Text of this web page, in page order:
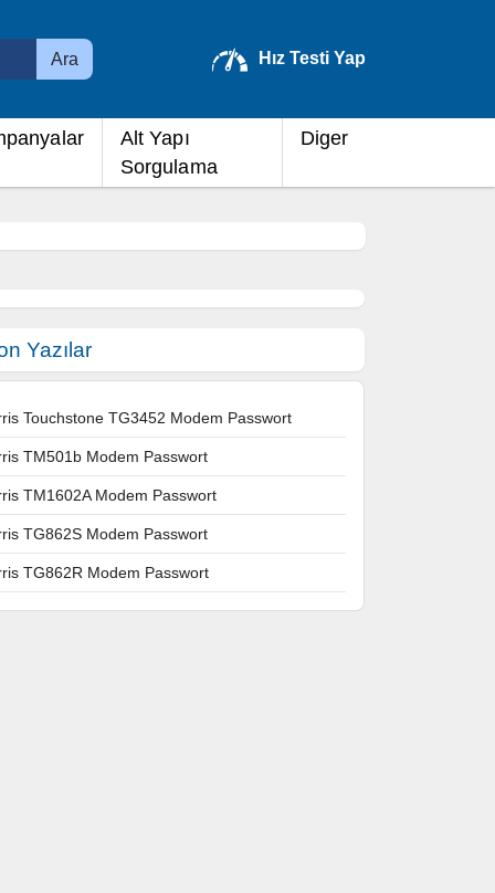
Ara Hız Testi Yap
Alt Yapı
Sorgulama
Diger
Yazılar
Touchstone TG3452 Modem Passwort
TM501b Modem Passwort
TM1602A Modem Passwort
TG862S Modem Passwort
TG862R Modem Passwort